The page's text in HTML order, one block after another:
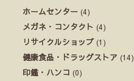
ホームセンター (4)
メガネ・コンタクト (4)
リサイクルショップ (1)
健康食品・ドラッグストア (14)
印鑑・ハンコ (0)